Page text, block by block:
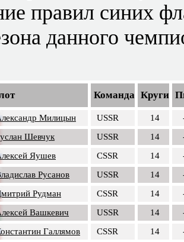
правил синих
данного
Команда Круги
Милицын USSR 14
Шевчук USSR 14
Яушев CSSR 14
Русанов USSR 14
Рудман CSSR 14
Вашкевич USSR 14
Галлямов CSSR 14